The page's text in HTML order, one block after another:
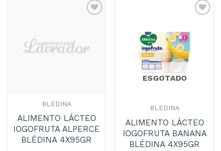
Favoritos
BLEDINA
ALIMENTO LÁCTEO
IOGOFRUTA ALPERCE
BLÉDINA 4X95GR
Favoritos
ESGOTADO
BLEDINA
ALIMENTO LÁCTEO
IOGOFRUTA BANANA
BLÉDINA 4X95GR